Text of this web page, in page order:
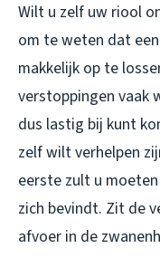
Wilt u zelf uw riool
om te weten dat
makkelijk op te
verstoppingen vaak
dus lastig bij kunt
zelf wilt verhelpen
eerste zult u
zich bevindt. Zit de
afvoer in de